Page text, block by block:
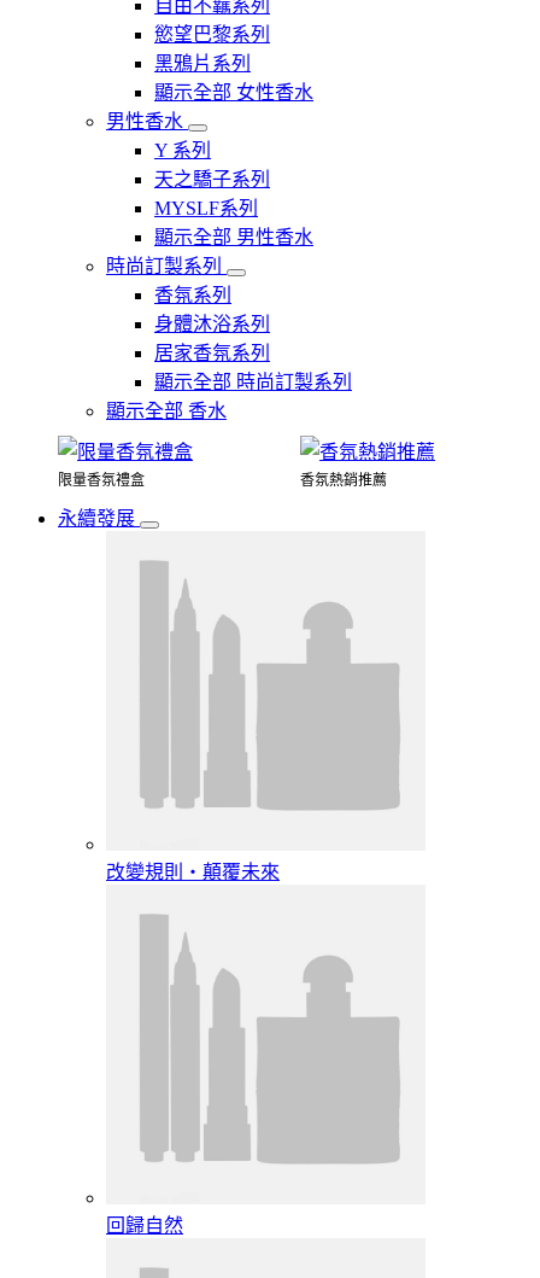
自由不羈系列
慾望巴黎系列
黑鴉片系列
顯示全部 女性香水
男性香水
Y 系列
天之驕子系列
MYSLF系列
顯示全部 男性香水
時尚訂製系列
香氛系列
身體沐浴系列
居家香氛系列
顯示全部 時尚訂製系列
顯示全部 香水
限量香氛禮盒 香氛熱銷推薦
永續發展
改變規則‧顛覆未來
回歸自然